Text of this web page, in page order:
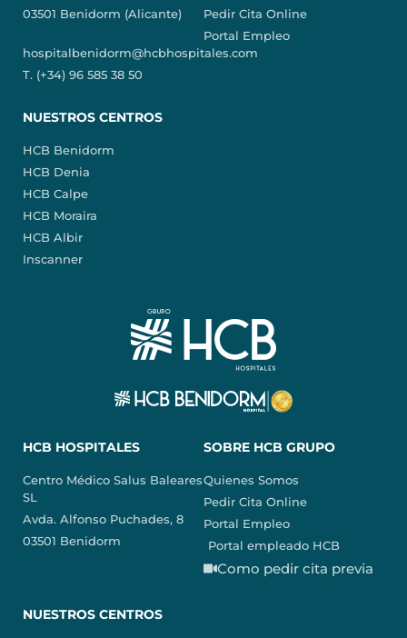
03501 Benidorm (Alicante)
hospitalbenidorm@hcbhospitales.com
T. (+34) 96 585 38 50
Pedir Cita Online
Portal Empleo
NUESTROS CENTROS
HCB Benidorm
HCB Denia
HCB Calpe
HCB Moraira
HCB Albir
Inscanner
HCB HOSPITALES
Centro Médico Salus Baleares
SL
Avda. Alfonso Puchades, 8
03501 Benidorm
SOBRE HCB GRUPO
Quienes Somos
Pedir Cita Online
Portal Empleo
Portal empleado HCB
Como pedir cita previa
NUESTROS CENTROS